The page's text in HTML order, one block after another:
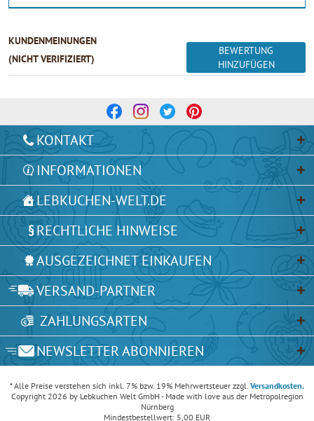
KUNDENMEINUNGEN
(NICHT VERIFIZIERT)
BEWERTUNG
HINZUFÜGEN
KONTAKT
INFORMATIONEN
LEBKUCHEN-WELT.DE
RECHTLICHE HINWEISE
AUSGEZEICHNET EINKAUFEN
VERSAND-PARTNER
ZAHLUNGSARTEN
NEWSLETTER ABONNIEREN
* Alle Preise verstehen sich inkl. 7% bzw. 19% Mehrwertsteuer zzgl. Versandkosten.
Copyright 2026 by Lebkuchen Welt GmbH - Made with love aus der Metropolregion
Nürnberg
Mindestbestellwert: 5,00 EUR